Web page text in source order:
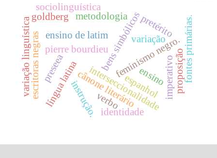
língua latina
bens simbólicos
pierre bourdieu
ensino de latim
cânone literário
escritoras negras interseccionalidade
feminismo negro.
imperativo
variação linguística proposição
instrução.
metodologia fontes primárias.
sociolinguística
ensino
variação
espanhol
pretérito
verbo
goldberg
identidade
preseea